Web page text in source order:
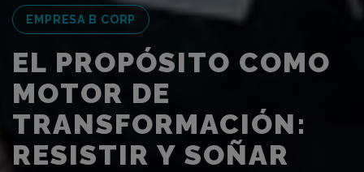
EMPRESA B CORP
EL PROPÓSITO COMO
MOTOR DE
TRANSFORMACIÓN:
RESISTIR Y SOÑAR